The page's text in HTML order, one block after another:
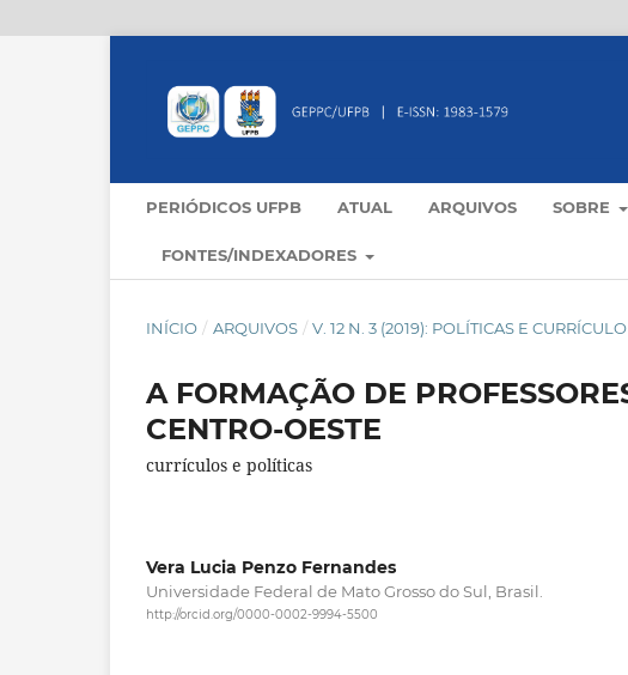
PERIÓDICOS UFPB ATUAL ARQUIVOS SOBRE
FONTES/INDEXADORES
INÍCIO / ARQUIVOS / V. 12 N. 3 (2019): POLÍTICAS E
A FORMAÇÃO DE
CENTRO-OESTE
currículos e políticas
Vera Lucia Penzo Fernandes
Universidade Federal de Mato Grosso do Sul, Brasil.
http://orcid.org/0000-0002-9994-5500